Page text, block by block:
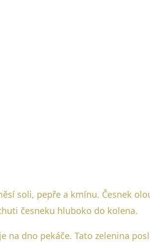
soli, pepře a kmínu. Česnek
česneku hluboko do kolena.
na dno pekáče. Tato zelenina